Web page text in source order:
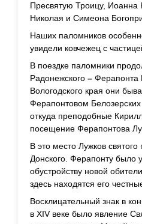
Пресвятую Троицу, Иоанна
Николая и Симеона
Наших паломников
увидели ковчежец с
В поездке паломники
Радонежского – Ферапонта
Вологодского края они
Ферапонтовом
откуда преподобные
посещение Ферапонтова
В это место Лужков
Донского. Ферапонту было
обустройству новой
здесь находятся его
Восклицательный знак в
в XIV веке было явление